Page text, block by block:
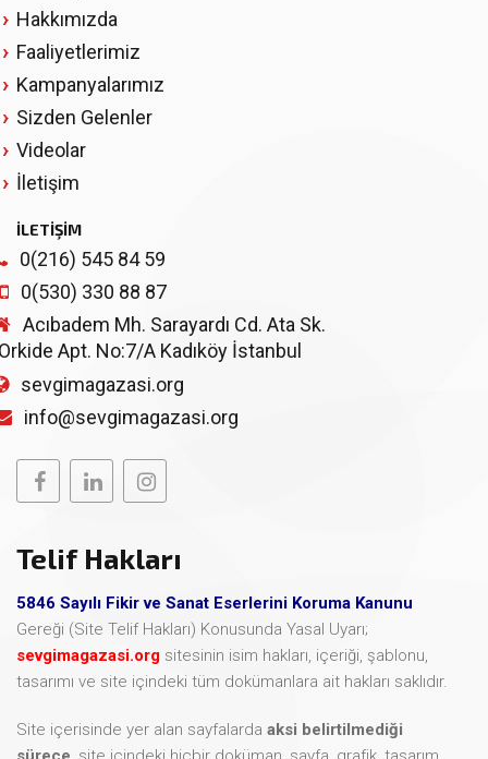
Hakkımızda
Faaliyetlerimiz
Kampanyalarımız
Sizden Gelenler
Videolar
İletişim
İLETİŞİM
0(216) 545 84 59
0(530) 330 88 87
Acıbadem Mh. Sarayardı Cd. Ata Sk.
Apt. No:7/A Kadıköy İstanbul
sevgimagazasi.org
info@sevgimagazasi.org
Telif Hakları
5846 Sayılı Fikir ve Sanat Eserlerini Koruma Kanunu
Gereği (Site Telif Hakları) Konusunda Yasal Uyarı;
sevgimagazasi.org sitesinin isim hakları, içeriği, şablonu,
tasarımı ve site içindeki tüm dokümanlara ait hakları saklıdır.
Site içerisinde yer alan sayfalarda aksi belirtilmediği